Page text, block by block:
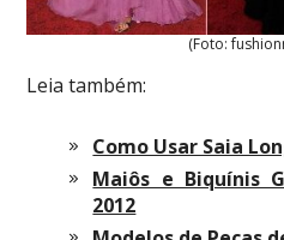
(Foto:
Leia também:
Como Usar Saia
Maiôs e Biquínis
2012